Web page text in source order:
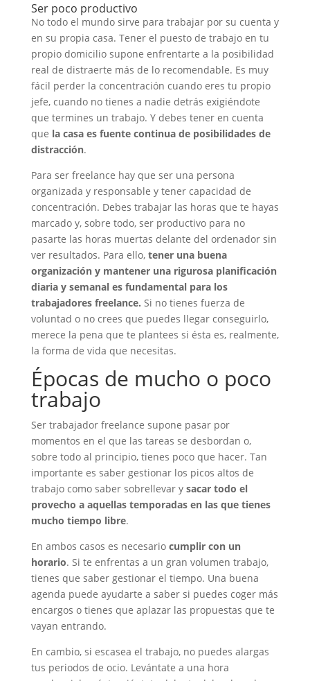
Ser poco productivo
No todo el mundo sirve para trabajar por su cuenta y
en su propia casa. Tener el puesto de trabajo en tu
propio domicilio supone enfrentarte a la posibilidad
real de distraerte más de lo recomendable. Es muy
fácil perder la concentración cuando eres tu propio
jefe, cuando no tienes a nadie detrás exigiéndote
que termines un trabajo. Y debes tener en cuenta
que la casa es fuente continua de posibilidades de
distracción.
Para ser freelance hay que ser una persona
organizada y responsable y tener capacidad de
concentración. Debes trabajar las horas que te hayas
marcado y, sobre todo, ser productivo para no
pasarte las horas muertas delante del ordenador sin
ver resultados. Para ello, tener una buena
organización y mantener una rigurosa planificación
diaria y semanal es fundamental para los
trabajadores freelance. Si no tienes fuerza de
voluntad o no crees que puedes llegar conseguirlo,
merece la pena que te plantees si ésta es, realmente,
la forma de vida que necesitas.
Épocas de mucho o poco
trabajo
Ser trabajador freelance supone pasar por
momentos en el que las tareas se desbordan o,
sobre todo al principio, tienes poco que hacer. Tan
importante es saber gestionar los picos altos de
trabajo como saber sobrellevar y sacar todo el
provecho a aquellas temporadas en las que tienes
mucho tiempo libre.
En ambos casos es necesario cumplir con un
horario. Si te enfrentas a un gran volumen trabajo,
tienes que saber gestionar el tiempo. Una buena
agenda puede ayudarte a saber si puedes coger más
encargos o tienes que aplazar las propuestas que te
vayan entrando.
En cambio, si escasea el trabajo, no puedes alargas
tus periodos de ocio. Levántate a una hora